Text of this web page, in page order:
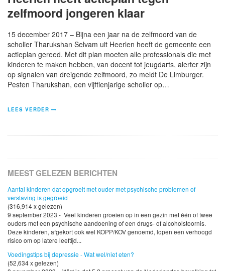
zelfmoord jongeren klaar
15 december 2017 – Bijna een jaar na de zelfmoord van de
scholier Tharukshan Selvam uit Heerlen heeft de gemeente een
actieplan gereed. Met dit plan moeten alle professionals die met
kinderen te maken hebben, van docent tot jeugdarts, alerter zijn
op signalen van dreigende zelfmoord, zo meldt De Limburger.
Pesten Tharukshan, een vijftienjarige scholier op…
LEES VERDER
MEEST GELEZEN BERICHTEN
Aantal kinderen dat opgroeit met ouder met psychische problemen of
verslaving is gegroeid
(316,914 x gelezen)
9 september 2023 - Veel kinderen groeien op in een gezin met één of twee
ouders met een psychische aandoening of een drugs- of alcoholstoornis.
Deze kinderen, afgekort ook wel KOPP/KOV genoemd, lopen een verhoogd
risico om op latere leeftijd...
Voedingstips bij depressie - Wat wel/niet eten?
(52,634 x gelezen)